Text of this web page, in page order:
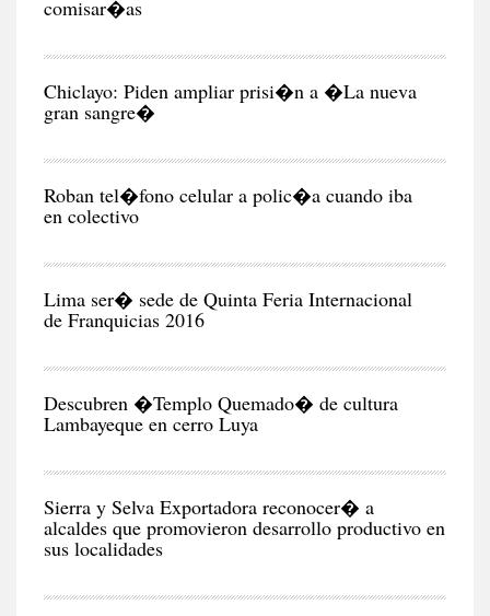
comisar�as
Chiclayo: Piden ampliar prisi�n a �La nueva
gran sangre�
Roban tel�fono celular a polic�a cuando iba
en colectivo
Lima ser� sede de Quinta Feria Internacional
de Franquicias 2016
Descubren �Templo Quemado� de cultura
Lambayeque en cerro Luya
Sierra y Selva Exportadora reconocer� a
alcaldes que promovieron desarrollo productivo en
sus localidades